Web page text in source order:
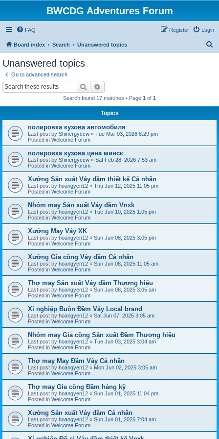
BWCDG Adventures Forum
FAQ Login
Register
Board index Search Unanswered topics
Unanswered topics
Go to advanced search
Search
Search found 17 matches • Page 1 of 1
Topics
полировка кузова автомобиля
Last post by Shinergyccw « Tue Mar 03, 2026 8:29 pm
Posted in Welcome Forum
полировка кузова цена минск
Last post by Shinergyccw « Sat Feb 28, 2026 7:53 am
Posted in Welcome Forum
Xưởng Sản xuất Váy đầm thiết kế Cá nhân
Last post by hoangyen12 « Thu Jun 12, 2025 11:05 pm
Posted in Welcome Forum
Nhóm may Sản xuất Váy đầm Vnxk
Last post by hoangyen12 « Tue Jun 10, 2025 1:05 pm
Posted in Welcome Forum
Xưởng May Váy XK
Last post by hoangyen12 « Sun Jun 08, 2025 3:05 pm
Posted in Welcome Forum
Xưởng Gia công Váy đầm Cá nhân
Last post by hoangyen12 « Sun Jun 08, 2025 11:05 am
Posted in Welcome Forum
Thợ may Sản xuất Váy đầm Thương hiệu
Last post by hoangyen12 « Sun Jun 08, 2025 3:05 am
Posted in Welcome Forum
Xí nghiệp Buôn Đầm Váy Local brand
Last post by hoangyen12 « Sat Jun 07, 2025 3:05 am
Posted in Welcome Forum
Nhóm may Gia công Sản xuất Đầm Thương hiệu
Last post by hoangyen12 « Tue Jun 03, 2025 3:04 am
Posted in Welcome Forum
Thợ may May Đầm Váy Cá nhân
Last post by hoangyen12 « Mon Jun 02, 2025 3:05 am
Posted in Welcome Forum
Thợ may Gia công Đầm hàng kỹ
Last post by hoangyen12 « Sun Jun 01, 2025 11:04 pm
Posted in Welcome Forum
Xưởng Sản xuất Váy đầm Cá nhân
Last post by hoangyen12 « Sun Jun 01, 2025 7:04 am
Posted in Welcome Forum